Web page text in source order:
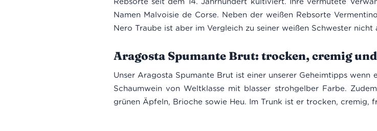
Namen Malvoisie de Corse. Neben der weißen Rebsorte
Nero Traube ist aber im Vergleich zu seiner weißen Schwester nicht
Aragosta Spumante Brut: trocken, cremig
Unser Aragosta Spumante Brut ist einer unserer Geheimtipps wenn
Schaumwein von Weltklasse mit blasser strohgelber Farbe.
grünen Äpfeln, Brioche sowie Heu. Im Trunk ist er trocken, cremig,